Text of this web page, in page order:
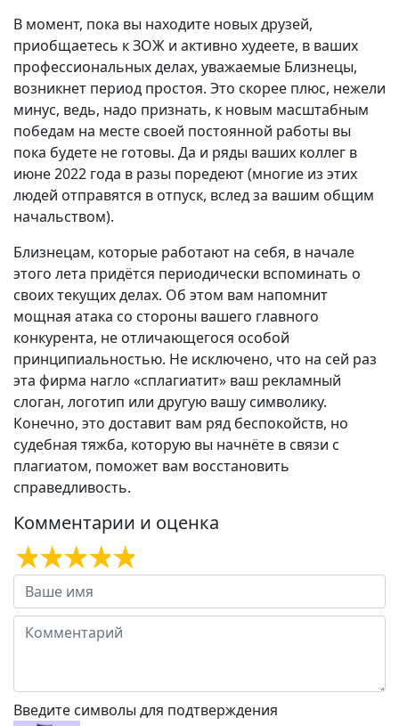
В момент, пока вы находите новых друзей,
приобщаетесь к ЗОЖ и активно худеете, в ваших
профессиональных делах, уважаемые Близнецы,
возникнет период простоя. Это скорее плюс, нежели
минус, ведь, надо признать, к новым масштабным
победам на месте своей постоянной работы вы
пока будете не готовы. Да и ряды ваших коллег в
июне 2022 года в разы поредеют (многие из этих
людей отправятся в отпуск, вслед за вашим общим
начальством).
Близнецам, которые работают на себя, в начале
этого лета придётся периодически вспоминать о
своих текущих делах. Об этом вам напомнит
мощная атака со стороны вашего главного
конкурента, не отличающегося особой
принципиальностью. Не исключено, что на сей раз
эта фирма нагло «сплагиатит» ваш рекламный
слоган, логотип или другую вашу символику.
Конечно, это доставит вам ряд беспокойств, но
судебная тяжба, которую вы начнёте в связи с
плагиатом, поможет вам восстановить
справедливость.
Комментарии и оценка
Введите символы для подтверждения